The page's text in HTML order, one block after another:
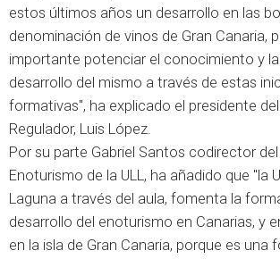
estos últimos años un desarrollo en las
denominación de vinos de Gran Canaria,
importante potenciar el conocimiento y
desarrollo del mismo a través de estas
formativas", ha explicado el presidente
Regulador, Luis López.
Por su parte Gabriel Santos codirector del
Enoturismo de la ULL, ha añadido que "la
Laguna a través del aula, fomenta la
desarrollo del enoturismo en Canarias, y
en la isla de Gran Canaria, porque es una